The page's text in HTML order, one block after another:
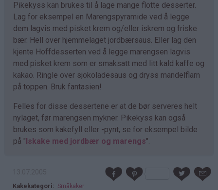
Pikekyss kan brukes til å lage mange flotte desserter.
Lag for eksempel en Marengspyramide ved å legge
dem lagvis med pisket krem og/eller iskrem og friske
bær. Hell over hjemmelaget jordbærsaus. Eller lag den
kjente Hoffdesserten ved å legge marengsen lagvis
med pisket krem som er smaksatt med litt kald kaffe og
kakao. Ringle over sjokoladesaus og dryss mandelflarn
på toppen. Bruk fantasien!
Felles for disse dessertene er at de bør serveres helt
nylaget, før marengsen mykner. Pikekyss kan også
brukes som kakefyll eller -pynt, se for eksempel bilde
på " Iskake med jordbær og marengs".
Kakekategori Småkaker